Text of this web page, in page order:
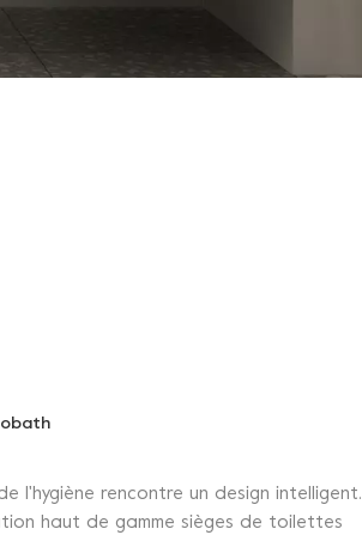
l'hygiène rencontre un design intelligent.
haut de gamme sièges de toilettes